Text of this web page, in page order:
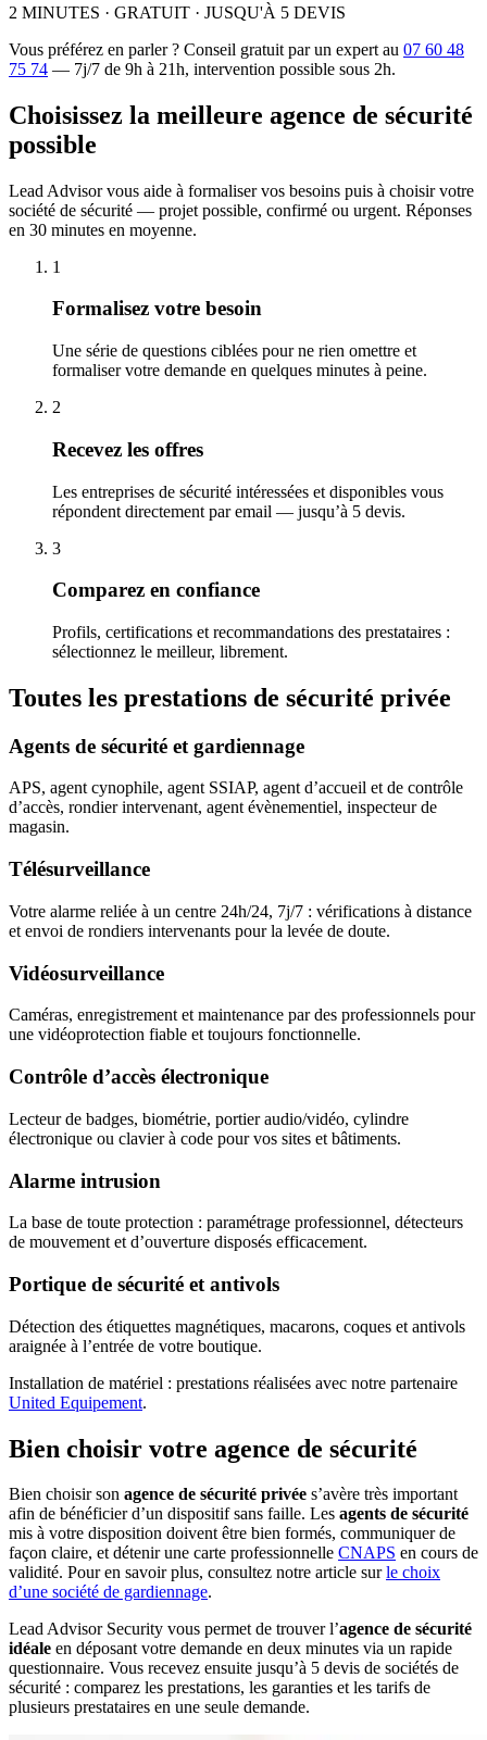
2 MINUTES · GRATUIT · JUSQU'À 5 DEVIS
Vous préférez en parler ? Conseil gratuit par un expert au 07 60 48
75 74 — 7j/7 de 9h à 21h, intervention possible sous 2h.
Choisissez la meilleure agence de sécurité
possible
Lead Advisor vous aide à formaliser vos besoins puis à choisir votre
société de sécurité — projet possible, confirmé ou urgent. Réponses
en 30 minutes en moyenne.
1
Formalisez votre besoin
Une série de questions ciblées pour ne rien omettre et
formaliser votre demande en quelques minutes à peine.
2
Recevez les offres
Les entreprises de sécurité intéressées et disponibles vous
répondent directement par email — jusqu’à 5 devis.
3
Comparez en confiance
Profils, certifications et recommandations des prestataires :
sélectionnez le meilleur, librement.
Toutes les prestations de sécurité privée
Agents de sécurité et gardiennage
APS, agent cynophile, agent SSIAP, agent d’accueil et de contrôle
d’accès, rondier intervenant, agent évènementiel, inspecteur de
magasin.
Télésurveillance
Votre alarme reliée à un centre 24h/24, 7j/7 : vérifications à distance
et envoi de rondiers intervenants pour la levée de doute.
Vidéosurveillance
Caméras, enregistrement et maintenance par des professionnels pour
une vidéoprotection fiable et toujours fonctionnelle.
Contrôle d’accès électronique
Lecteur de badges, biométrie, portier audio/vidéo, cylindre
électronique ou clavier à code pour vos sites et bâtiments.
Alarme intrusion
La base de toute protection : paramétrage professionnel, détecteurs
de mouvement et d’ouverture disposés efficacement.
Portique de sécurité et antivols
Détection des étiquettes magnétiques, macarons, coques et antivols
araignée à l’entrée de votre boutique.
Installation de matériel : prestations réalisées avec notre partenaire
United Equipement.
Bien choisir votre agence de sécurité
Bien choisir son agence de sécurité privée s’avère très important
afin de bénéficier d’un dispositif sans faille. Les agents de sécurité
mis à votre disposition doivent être bien formés, communiquer de
façon claire, et détenir une carte professionnelle CNAPS en cours de
validité. Pour en savoir plus, consultez notre article sur le choix
d’une société de gardiennage.
Lead Advisor Security vous permet de trouver l’agence de sécurité
idéale en déposant votre demande en deux minutes via un rapide
questionnaire. Vous recevez ensuite jusqu’à 5 devis de sociétés de
sécurité : comparez les prestations, les garanties et les tarifs de
plusieurs prestataires en une seule demande.